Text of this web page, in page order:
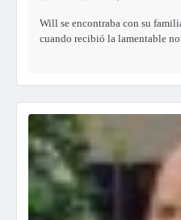
Will se encontraba con su
cuando recibió la lamentable